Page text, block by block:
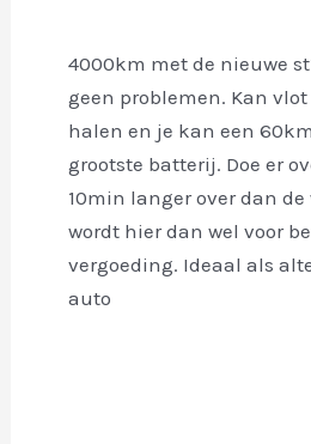
4000km met de nieuwe
geen problemen. Kan
halen en je kan een
grootste batterij. Doe er
10min langer over dan
wordt hier dan wel voor
vergoeding. Ideaal als
auto